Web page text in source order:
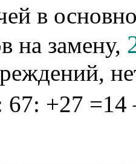
в
на замену,
67: +27 =14